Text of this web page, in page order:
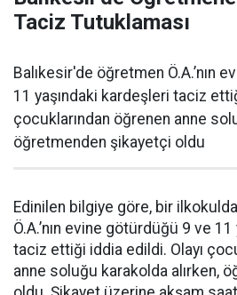
Taciz Tutuklaması
Balıkesir'de öğretmen Ö.A.’nın
11 yaşındaki kardeşleri taciz
çocuklarından öğrenen anne
öğretmenden şikayetçi oldu
Edinilen bilgiye göre, bir
Ö.A.’nın evine götürdüğü 9 ve
taciz ettiği iddia edildi. Olayı
anne soluğu karakolda alırken,